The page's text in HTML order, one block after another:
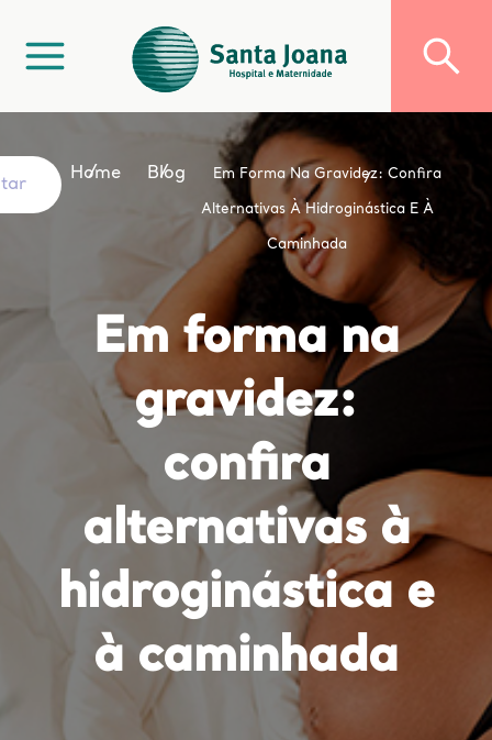
Home Blog Em Forma Na Gravidez: Confira
Alternativas À Hidroginástica E À
Caminhada
Em forma na
gravidez:
confira
alternativas à
hidroginástica e
à caminhada